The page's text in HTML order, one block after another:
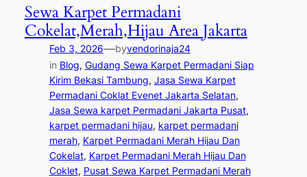
Sewa Karpet Permadani
Cokelat,Merah,Hijau Area Jakarta
Feb 3, 2026—byvendorinaja24
in Blog, Gudang Sewa Karpet Permadani Siap
Kirim Bekasi Tambung, Jasa Sewa Karpet
Permadani Coklat Evenet Jakarta Selatan
Jasa Sewa karpet Permadani Jakarta Pusat
karpet permadani hijau, karpet permadani
merah, Karpet Permadani Merah Hijau Dan
Cokelat, Karpet Permadani Merah Hijau Dan
Coklet, Pusat Sewa Karpet Permadani Merah